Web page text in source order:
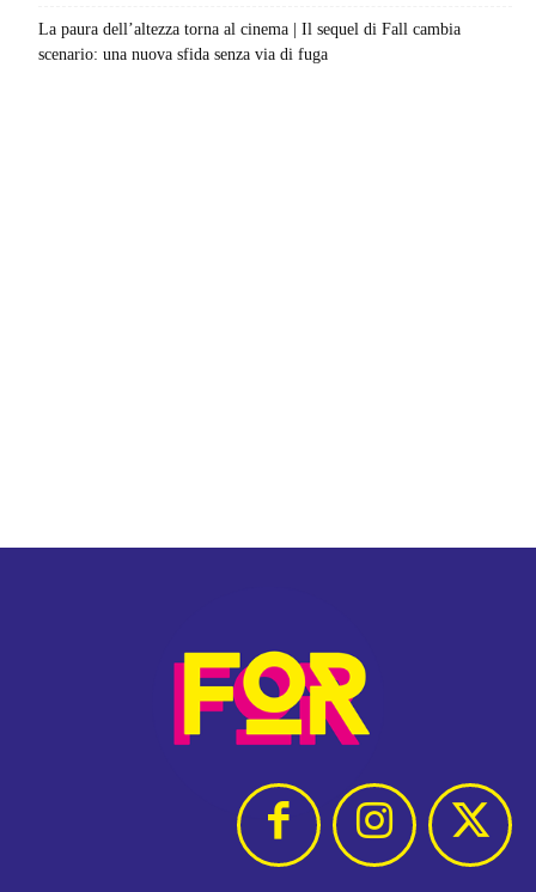
La paura dell’altezza torna al cinema | Il sequel di Fall cambia
scenario: una nuova sfida senza via di fuga